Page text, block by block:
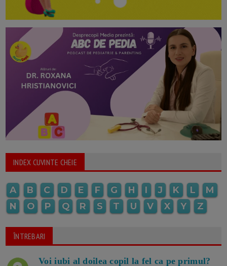
INDEX CUVINTE CHEIE
A B C D E F G H I J K L
M
N
O P Q R S T U V X Y Z
ÎNTREBARI
Voi iubi al doilea copil la fel ca pe primul?